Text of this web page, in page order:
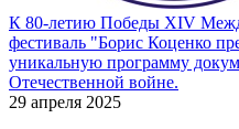
К 80-летию Победы XIV
фестиваль "Борис Коценко
уникальную программу
Отечественной войне.
29 апреля 2025